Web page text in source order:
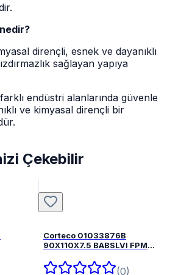
dirençli, esnek ve dayanıklı
sağlayan yapıya
endüstri alanlarında güvenle
ve kimyasal dirençli bir
Çekebilir
Corteco 01033876B
90X110X7.5 BABSLVI FPM
(0)